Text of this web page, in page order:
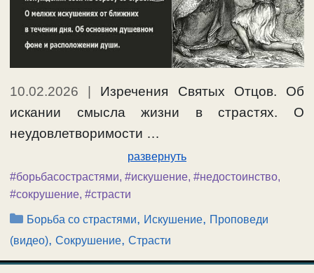
10.02.2026 | Изречения Святых Отцов. Об
искании смысла жизни в страстях. О
неудовлетворимости …
развернуть
#борьбасострастями, #искушение, #недостоинство,
#сокрушение, #страсти
Рубрики
Борьба со страстями, Искушение, Проповеди
(видео), Сокрушение, Страсти